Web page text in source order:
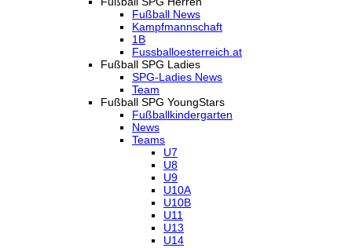
Fußball News
Kampfmannschaft
1B
Fussballoesterreich.at
Fußball SPG Ladies
SPG-Ladies News
Team
Fußball SPG YoungStars
Fußballkindergarten
News
Teams
U7
U8
U9
U10A
U10B
U11
U13
U14